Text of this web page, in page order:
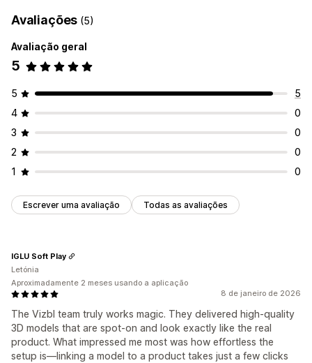
Avaliações (5)
Avaliação geral
5
5
5
4
0
3
0
2
0
1
0
Escrever uma avaliação Todas as avaliações
8 de janeiro de 2026
The Vizbl team truly works magic. They delivered high-quality
3D models that are spot-on and look exactly like the real
product. What impressed me most was how effortless the
setup is—linking a model to a product takes just a few clicks
IGLU Soft Play
Letónia
Aproximadamente 2 meses usando a aplicação